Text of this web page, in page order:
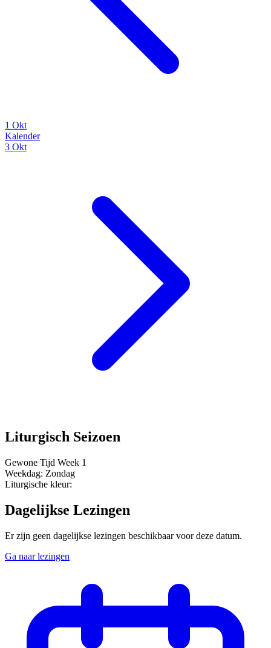
1 Okt
Kalender
3 Okt
Liturgisch Seizoen
Gewone Tijd Week 1
Weekdag: Zondag
Liturgische kleur:
Dagelijkse Lezingen
Er zijn geen dagelijkse lezingen beschikbaar voor deze datum.
Ga naar lezingen